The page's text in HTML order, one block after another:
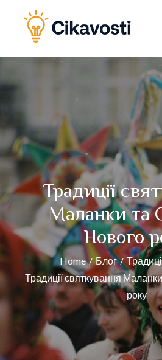
Традиції
Маланки та
Нового
Home Блог
Традиції святкування
року